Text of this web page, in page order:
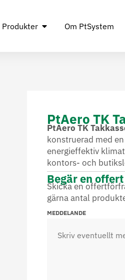
Produkter Om PtSystem
PtAero TK
PtAero TK
konstruerad med
energieffektiv
kontors- och
Begär en
Skicka en
gärna antal
MEDDELANDE